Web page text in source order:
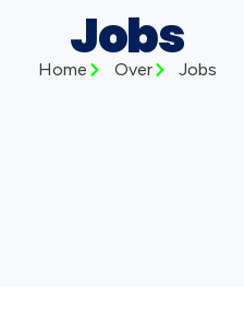
Jobs
Home Over Jobs